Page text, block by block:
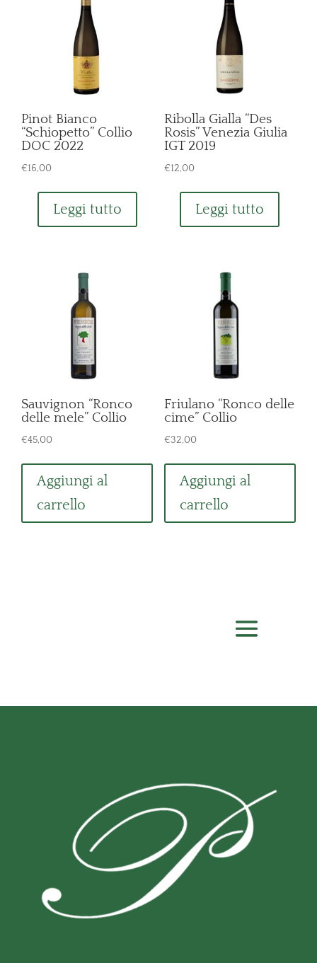
Pinot Bianco
“Schiopetto” Collio
DOC 2022
€16,00
Leggi tutto
Ribolla Gialla “Des
Rosis” Venezia Giulia
IGT 2019
€12,00
Leggi tutto
Sauvignon “Ronco
delle mele” Collio
€45,00
Aggiungi al
carrello
Friulano “Ronco delle
cime” Collio
€32,00
Aggiungi al
carrello